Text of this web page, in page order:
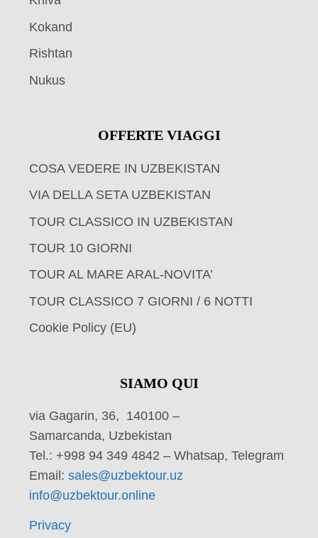
Kokand
Rishtan
Nukus
OFFERTE VIAGGI
COSA VEDERE IN UZBEKISTAN
VIA DELLA SETA UZBEKISTAN
TOUR CLASSICO IN UZBEKISTAN
TOUR 10 GIORNI
TOUR AL MARE ARAL-NOVITA’
TOUR CLASSICO 7 GIORNI / 6 NOTTI
Cookie Policy (EU)
SIAMO QUI
via Gagarin, 36, 140100 –
Samarcanda, Uzbekistan
Tel.: +998 94 349 4842 – Whatsap, Telegram
Email: sales@uzbektour.uz
info@uzbektour.online
Privacy